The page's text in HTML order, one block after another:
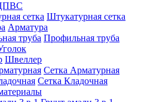
Штукатурная сетка
Арматура
Профильная труба
Швеллер
Сетка Арматурная
Сетка Кладочная